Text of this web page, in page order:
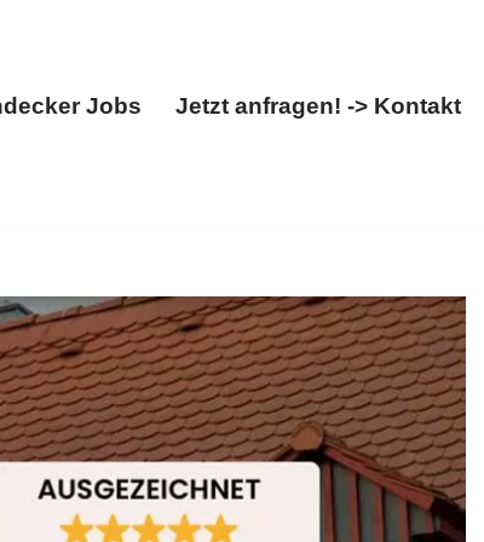
Jobs Jetzt anfragen! -> Kontakt
✓Dacheindeckung, ✓Dachdecker,
✉.